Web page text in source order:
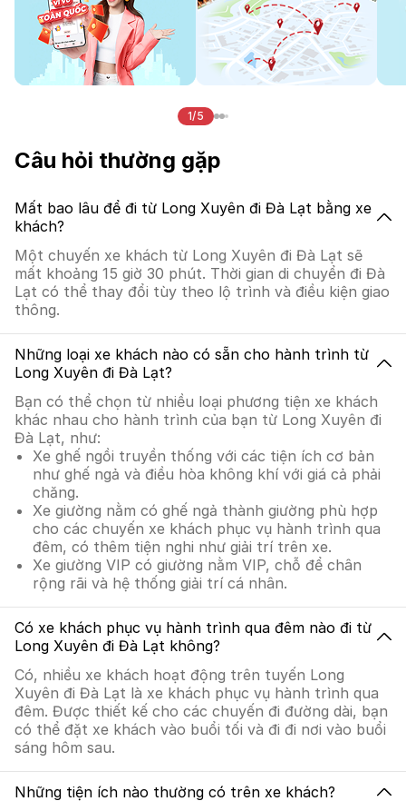
1/5
Câu hỏi thường gặp
Mất bao lâu để đi từ Long Xuyên đi Đà Lạt bằng xe
khách?
Một chuyến xe khách từ Long Xuyên đi Đà Lạt sẽ
mất khoảng 15 giờ 30 phút. Thời gian di chuyển đi Đà
Lạt có thể thay đổi tùy theo lộ trình và điều kiện giao
thông.
Những loại xe khách nào có sẵn cho hành trình từ
Long Xuyên đi Đà Lạt?
Bạn có thể chọn từ nhiều loại phương tiện xe khách
khác nhau cho hành trình của bạn từ Long Xuyên đi
Đà Lạt, như:
Xe ghế ngồi truyền thống với các tiện ích cơ bản
như ghế ngả và điều hòa không khí với giá cả phải
chăng.
Xe giường nằm có ghế ngả thành giường phù hợp
cho các chuyến xe khách phục vụ hành trình qua
đêm, có thêm tiện nghi như giải trí trên xe.
Xe giường VIP có giường nằm VIP, chỗ để chân
rộng rãi và hệ thống giải trí cá nhân.
Có xe khách phục vụ hành trình qua đêm nào đi từ
Long Xuyên đi Đà Lạt không?
Có, nhiều xe khách hoạt động trên tuyến Long
Xuyên đi Đà Lạt là xe khách phục vụ hành trình qua
đêm. Được thiết kế cho các chuyến đi đường dài, bạn
có thể đặt xe khách vào buổi tối và đi đi nơi vào buổi
sáng hôm sau.
Những tiện ích nào thường có trên xe khách?